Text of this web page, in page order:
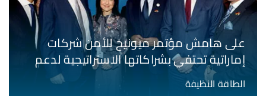
على هامش مؤتمر ميونيخ للأمن شركات
إماراتية تحتفي بشراكاتها الاستراتيجية لدعم
أمن الطاقة والنمو الصناعي في أوروبا
الطاقة النظيفة